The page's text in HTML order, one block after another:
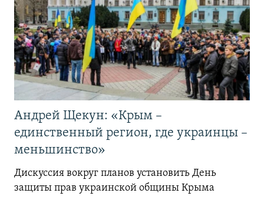
Андрей Щекун: «Крым –
единственный регион, где украинцы –
меньшинство»
Дискуссия вокруг планов установить День
защиты прав украинской общины Крыма